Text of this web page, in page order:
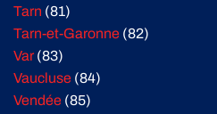
Tarn (81)
Tarn-et-Garonne (82)
Var(83)
Vaucluse (84)
Vendée (85)